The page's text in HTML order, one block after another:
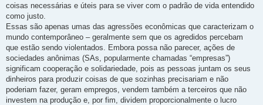
coisas necessárias e úteis para se viver com o padrão de vida entendido
como justo.
Essas são apenas umas das agressões econômicas que caracterizam o
mundo contemporâneo – geralmente sem que os agredidos percebam
que estão sendo violentados. Embora possa não parecer, ações de
sociedades anônimas (SAs, popularmente chamadas “empresas”)
significam cooperação e solidariedade, pois as pessoas juntam os seus
dinheiros para produzir coisas de que sozinhas precisariam e não
poderiam fazer, geram empregos, vendem também a terceiros que não
investem na produção e, por fim, dividem proporcionalmente o lucro